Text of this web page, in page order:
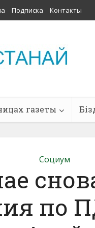
Подписка Контакты
газеты
Социум
по